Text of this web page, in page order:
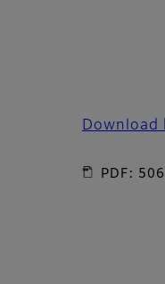
Download
PDF: